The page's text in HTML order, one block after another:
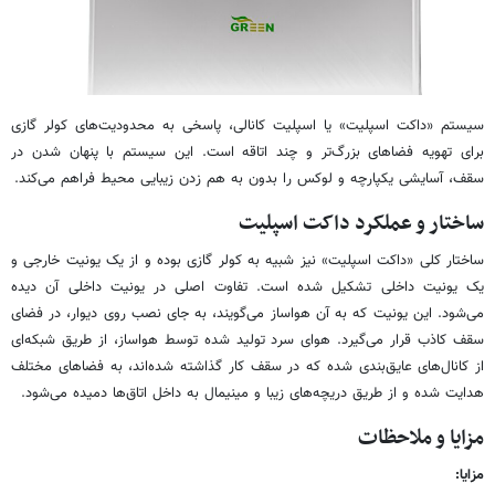
سیستم «داکت اسپلیت» یا اسپلیت کانالی، پاسخی به محدودیت‌های کولر گازی
برای تهویه فضاهای بزرگ‌تر و چند اتاقه است. این سیستم با پنهان شدن در
سقف، آسایشی یکپارچه و لوکس را بدون به هم زدن زیبایی محیط فراهم می‌کند.
ساختار و عملکرد داکت اسپلیت
ساختار کلی «داکت اسپلیت» نیز شبیه به کولر گازی بوده و از یک یونیت خارجی و
یک یونیت داخلی تشکیل شده است. تفاوت اصلی در یونیت داخلی آن دیده
می‌شود. این یونیت که به آن هواساز می‌گویند، به جای نصب روی دیوار، در فضای
سقف کاذب قرار می‌گیرد. هوای سرد تولید شده توسط هواساز، از طریق شبکه‌ای
از کانال‌های عایق‌بندی شده که در سقف کار گذاشته شده‌اند، به فضاهای مختلف
هدایت شده و از طریق دریچه‌های زیبا و مینیمال به داخل اتاق‌ها دمیده می‌شود.
مزایا و ملاحظات
مزایا: